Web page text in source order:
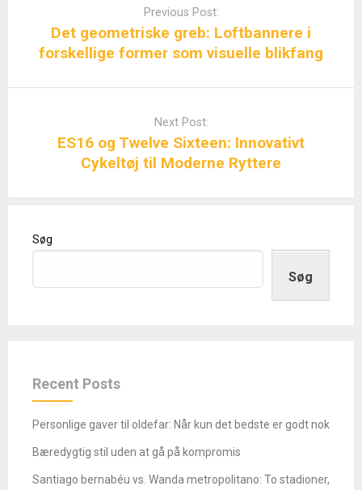
Previous Post:
Det geometriske greb: Loftbannere i
forskellige former som visuelle blikfang
Next Post:
ES16 og Twelve Sixteen: Innovativt
Cykeltøj til Moderne Ryttere
Søg
Søg
Recent Posts
Personlige gaver til oldefar: Når kun det bedste er godt nok
Bæredygtig stil uden at gå på kompromis
Santiago bernabéu vs. Wanda metropolitano: To stadioner,